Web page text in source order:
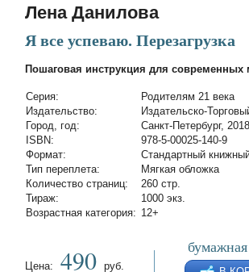
Лена Данилова
Я все успеваю. Перезагрузка
Пошаговая инструкция для современных
Cерия:
Родителям 21 века
Издательство:
Издательско-
Город, год:
Санкт-Петербург, 2018
ISBN:
978-5-00025-140-9
Формат:
Стандартный
Тип переплета:
Мягкая обложка
Количество страниц:
260 стр.
Тираж:
1000 экз.
Возрастная категория: 12+
Цена: 490 руб.